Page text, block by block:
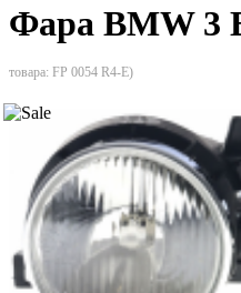
Фара BMW 3
товара: FP 0054 R4-E)